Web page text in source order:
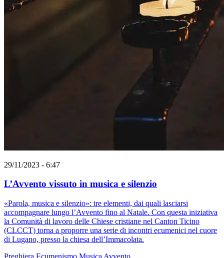
29/11/2023 - 6:47
L’Avvento vissuto in musica e silenzio
«Parola, musica e silenzio»: tre elementi, dai quali lasciarsi
accompagnare lungo l’Avvento fino al Natale. Con questa iniziativa
la Comunità di lavoro delle Chiese cristiane nel Canton Ticino
(CLCCT) torna a proporre una serie di incontri ecumenici nel cuore
di Lugano, presso la chiesa dell’Immacolata.
Preghiera Ecumenismo Musica Avvento